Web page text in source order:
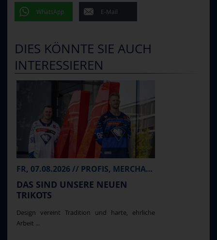
WhatsApp E-Mail
DIES KÖNNTE SIE AUCH
INTERESSIEREN
FR, 07.08.2026 // PROFIS, MERCHANDISE
DAS SIND UNSERE NEUEN
TRIKOTS
Design vereint Tradition und harte, ehrliche
Arbeit ...